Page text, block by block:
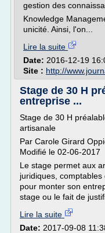
gestion des
Knowledge
unicité. Ainsi, l'on...
Lire la suite
Date: 2016-12-19
Site : http://
Stage de 30 H
entreprise ...
Stage de 30 H
artisanale
Par Carole Girard
Modifié le 02-06-2017
Le stage permet aux
juridiques,
pour monter son
stage ou le fait de
Lire la suite
Date: 2017-09-08